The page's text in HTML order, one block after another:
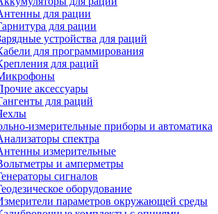
для рации
для рации
устройства для раций
для программирования
для раций
аксессуары
для раций
измерительные приборы и автоматика
спектра
измерительные
и амперметры
сигналов
оборудование
параметров окружающей среды